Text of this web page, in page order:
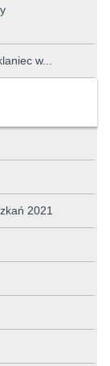
w...
2021